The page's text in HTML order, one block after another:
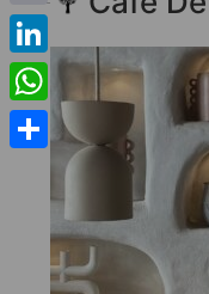
Email
LinkedIn
WhatsApp